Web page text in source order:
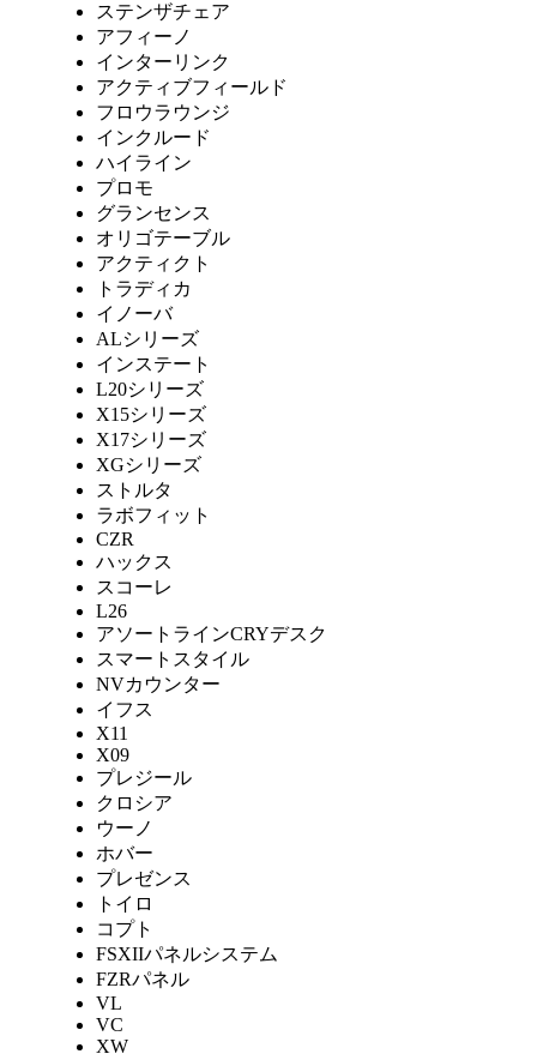
ステンザチェア
アフィーノ
インターリンク
アクティブフィールド
フロウラウンジ
インクルード
ハイライン
プロモ
グランセンス
オリゴテーブル
アクティクト
トラディカ
イノーバ
ALシリーズ
インステート
L20シリーズ
X15シリーズ
X17シリーズ
XGシリーズ
ストルタ
ラボフィット
CZR
ハックス
スコーレ
L26
アソートラインCRYデスク
スマートスタイル
NVカウンター
イフス
X11
X09
プレジール
クロシア
ウーノ
ホバー
プレゼンス
トイロ
コプト
FSXIIパネルシステム
FZRパネル
VL
VC
XW